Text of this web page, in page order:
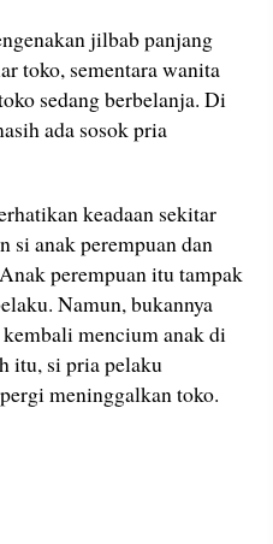
jilbab panjang
toko, sementara wanita
sedang berbelanja. Di
ada sosok pria
keadaan sekitar
si anak perempuan dan
perempuan itu tampak
Namun, bukannya
mencium anak di
itu, si pria pelaku
meninggalkan toko.